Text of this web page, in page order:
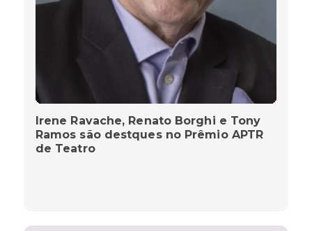
Irene Ravache, Renato Borghi e Tony
Ramos são destques no Prêmio APTR
de Teatro